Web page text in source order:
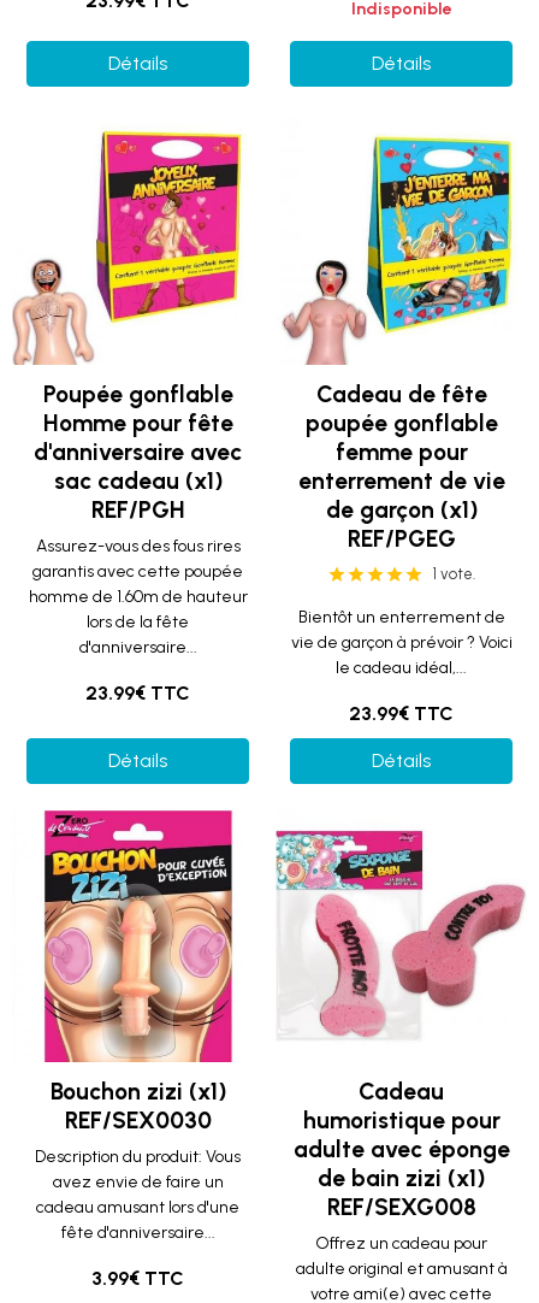
Détails
Indisponible
Détails
Poupée gonflable
Homme pour fête
d'anniversaire avec
sac cadeau (x1)
REF/PGH
Assurez-vous des fous rires
garantis avec cette poupée
homme de 1.60m de hauteur
lors de la fête
d'anniversaire...
23.99€ TTC
Détails
Cadeau de fête
poupée gonflable
femme pour
enterrement de vie
de garçon (x1)
REF/PGEG
1 vote.
Bientôt un enterrement de
vie de garçon à prévoir ? Voici
le cadeau idéal,...
23.99€ TTC
Détails
Bouchon zizi (x1)
REF/SEX0030
Description du produit: Vous
avez envie de faire un
cadeau amusant lors d'une
fête d'anniversaire...
3.99€ TTC
Cadeau
humoristique pour
adulte avec éponge
de bain zizi (x1)
REF/SEXG008
Offrez un cadeau pour
adulte original et amusant à
votre ami(e) avec cette